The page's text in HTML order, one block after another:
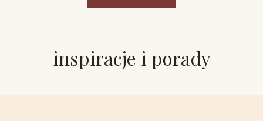
inspiracje i porady